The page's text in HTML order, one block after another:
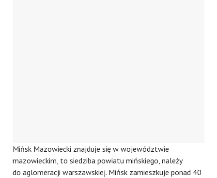
Mińsk Mazowiecki znajduje się w województwie
mazowieckim, to siedziba powiatu mińskiego, należy
do aglomeracji warszawskiej. Mińsk zamieszkuje ponad 40